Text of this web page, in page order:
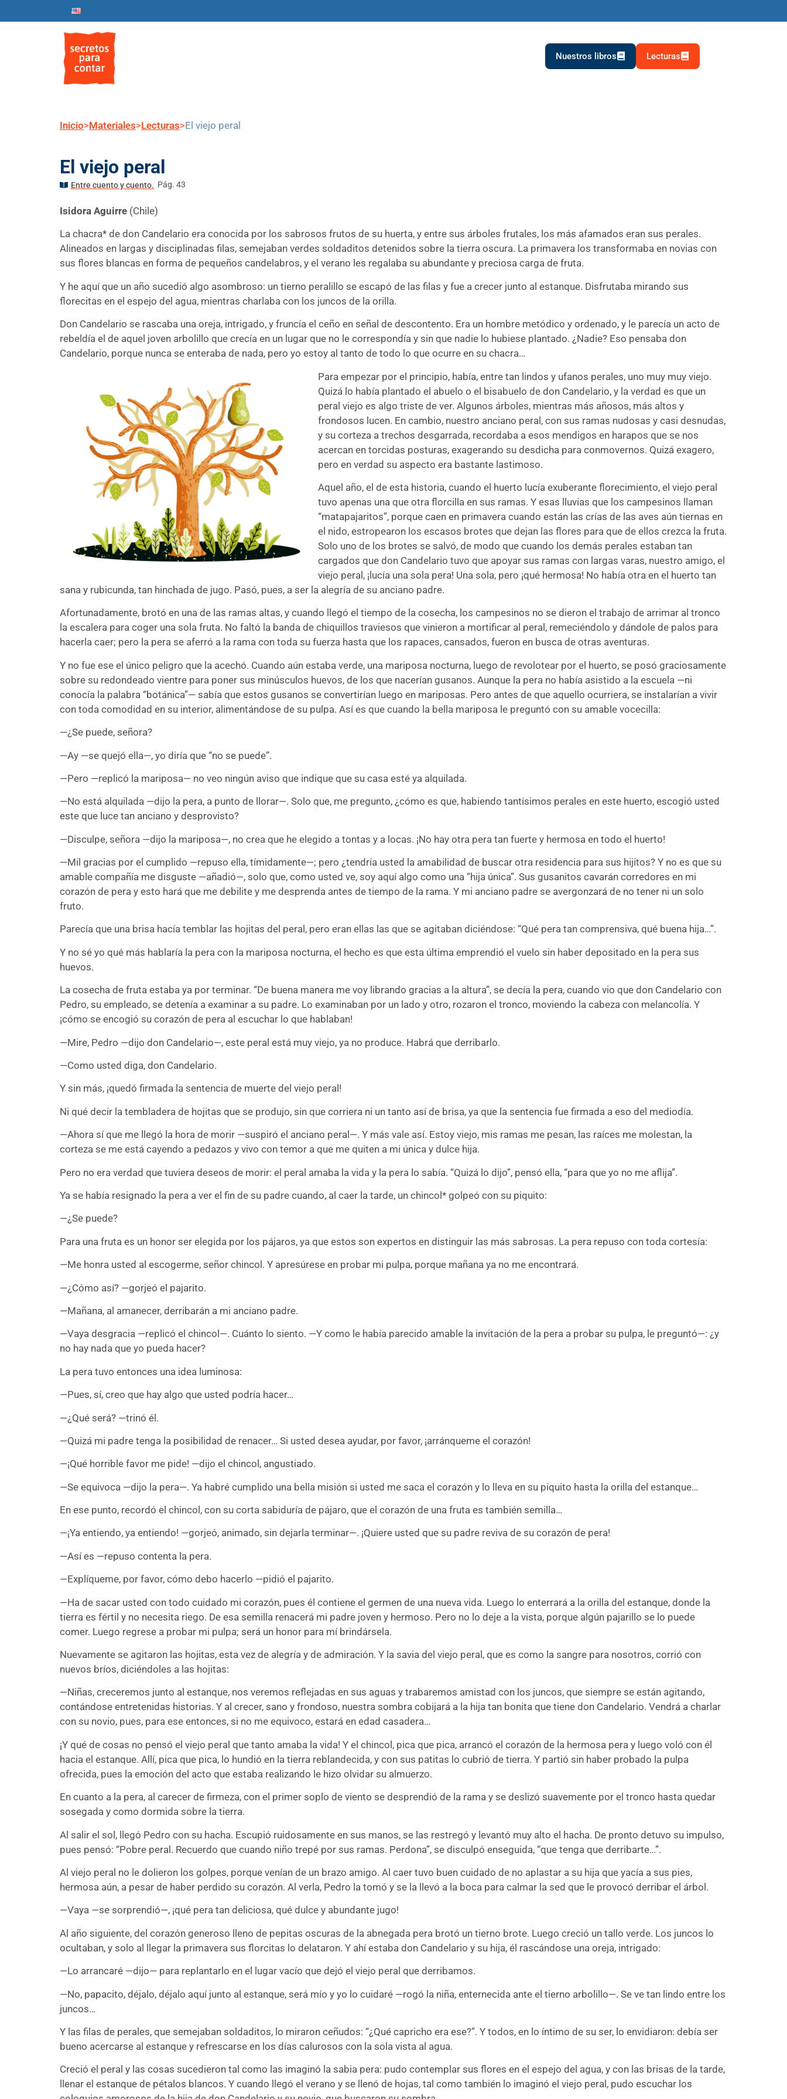
Nuestros libros Lecturas
Inicio>Materiales>Lecturas>El viejo peral
El viejo peral
Entre cuento y cuento. Pág. 43
Isidora Aguirre (Chile)
La chacra* de don Candelario era conocida por los sabrosos frutos de su huerta, y entre sus árboles frutales, los más afamados eran sus perales.
Alineados en largas y disciplinadas filas, semejaban verdes soldaditos detenidos sobre la tierra oscura. La primavera los transformaba en novias con
sus flores blancas en forma de pequeños candelabros, y el verano les regalaba su abundante y preciosa carga de fruta.
Y he aquí que un año sucedió algo asombroso: un tierno peralillo se escapó de las filas y fue a crecer junto al estanque. Disfrutaba mirando sus
florecitas en el espejo del agua, mientras charlaba con los juncos de la orilla.
Don Candelario se rascaba una oreja, intrigado, y fruncía el ceño en señal de descontento. Era un hombre metódico y ordenado, y le parecía un acto de
rebeldía el de aquel joven arbolillo que crecía en un lugar que no le correspondía y sin que nadie lo hubiese plantado. ¿Nadie? Eso pensaba don
Candelario, porque nunca se enteraba de nada, pero yo estoy al tanto de todo lo que ocurre en su chacra…
Para empezar por el principio, había, entre tan lindos y ufanos perales, uno muy muy viejo.
Quizá lo había plantado el abuelo o el bisabuelo de don Candelario, y la verdad es que un
peral viejo es algo triste de ver. Algunos árboles, mientras más añosos, más altos y
frondosos lucen. En cambio, nuestro anciano peral, con sus ramas nudosas y casi desnudas,
y su corteza a trechos desgarrada, recordaba a esos mendigos en harapos que se nos
acercan en torcidas posturas, exagerando su desdicha para conmovernos. Quizá exagero,
pero en verdad su aspecto era bastante lastimoso.
Aquel año, el de esta historia, cuando el huerto lucía exuberante florecimiento, el viejo peral
tuvo apenas una que otra florcilla en sus ramas. Y esas lluvias que los campesinos llaman
“matapajaritos”, porque caen en primavera cuando están las crías de las aves aún tiernas en
el nido, estropearon los escasos brotes que dejan las flores para que de ellos crezca la fruta.
Solo uno de los brotes se salvó, de modo que cuando los demás perales estaban tan
cargados que don Candelario tuvo que apoyar sus ramas con largas varas, nuestro amigo, el
viejo peral, ¡lucía una sola pera! Una sola, pero ¡qué hermosa! No había otra en el huerto tan
sana y rubicunda, tan hinchada de jugo. Pasó, pues, a ser la alegría de su anciano padre.
Afortunadamente, brotó en una de las ramas altas, y cuando llegó el tiempo de la cosecha, los campesinos no se dieron el trabajo de arrimar al tronco
la escalera para coger una sola fruta. No faltó la banda de chiquillos traviesos que vinieron a mortificar al peral, remeciéndolo y dándole de palos para
hacerla caer; pero la pera se aferró a la rama con toda su fuerza hasta que los rapaces, cansados, fueron en busca de otras aventuras.
Y no fue ese el único peligro que la acechó. Cuando aún estaba verde, una mariposa nocturna, luego de revolotear por el huerto, se posó graciosamente
sobre su redondeado vientre para poner sus minúsculos huevos, de los que nacerían gusanos. Aunque la pera no había asistido a la escuela —ni
conocía la palabra “botánica”— sabía que estos gusanos se convertirían luego en mariposas. Pero antes de que aquello ocurriera, se instalarían a vivir
con toda comodidad en su interior, alimentándose de su pulpa. Así es que cuando la bella mariposa le preguntó con su amable vocecilla:
—¿Se puede, señora?
—Ay —se quejó ella—, yo diría que “no se puede”.
—Pero —replicó la mariposa— no veo ningún aviso que indique que su casa esté ya alquilada.
—No está alquilada —dijo la pera, a punto de llorar—. Solo que, me pregunto, ¿cómo es que, habiendo tantísimos perales en este huerto, escogió usted
este que luce tan anciano y desprovisto?
—Disculpe, señora —dijo la mariposa—, no crea que he elegido a tontas y a locas. ¡No hay otra pera tan fuerte y hermosa en todo el huerto!
—Mil gracias por el cumplido —repuso ella, tímidamente—; pero ¿tendría usted la amabilidad de buscar otra residencia para sus hijitos? Y no es que su
amable compañía me disguste —añadió—, solo que, como usted ve, soy aquí algo como una “hija única”. Sus gusanitos cavarán corredores en mi
corazón de pera y esto hará que me debilite y me desprenda antes de tiempo de la rama. Y mi anciano padre se avergonzará de no tener ni un solo
fruto.
Parecía que una brisa hacía temblar las hojitas del peral, pero eran ellas las que se agitaban diciéndose: “Qué pera tan comprensiva, qué buena hija…”.
Y no sé yo qué más hablaría la pera con la mariposa nocturna, el hecho es que esta última emprendió el vuelo sin haber depositado en la pera sus
huevos.
La cosecha de fruta estaba ya por terminar. “De buena manera me voy librando gracias a la altura”, se decía la pera, cuando vio que don Candelario con
Pedro, su empleado, se detenía a examinar a su padre. Lo examinaban por un lado y otro, rozaron el tronco, moviendo la cabeza con melancolía. Y
¡cómo se encogió su corazón de pera al escuchar lo que hablaban!
—Mire, Pedro —dijo don Candelario—, este peral está muy viejo, ya no produce. Habrá que derribarlo.
—Como usted diga, don Candelario.
Y sin más, ¡quedó firmada la sentencia de muerte del viejo peral!
Ni qué decir la tembladera de hojitas que se produjo, sin que corriera ni un tanto así de brisa, ya que la sentencia fue firmada a eso del mediodía.
—Ahora sí que me llegó la hora de morir —suspiró el anciano peral—. Y más vale así. Estoy viejo, mis ramas me pesan, las raíces me molestan, la
corteza se me está cayendo a pedazos y vivo con temor a que me quiten a mi única y dulce hija.
Pero no era verdad que tuviera deseos de morir: el peral amaba la vida y la pera lo sabía. “Quizá lo dijo”, pensó ella, “para que yo no me aflija”.
Ya se había resignado la pera a ver el fin de su padre cuando, al caer la tarde, un chincol* golpeó con su piquito:
—¿Se puede?
Para una fruta es un honor ser elegida por los pájaros, ya que estos son expertos en distinguir las más sabrosas. La pera repuso con toda cortesía:
—Me honra usted al escogerme, señor chincol. Y apresúrese en probar mi pulpa, porque mañana ya no me encontrará.
—¿Cómo así? —gorjeó el pajarito.
—Mañana, al amanecer, derribarán a mi anciano padre.
—Vaya desgracia —replicó el chincol—. Cuánto lo siento. —Y como le había parecido amable la invitación de la pera a probar su pulpa, le preguntó—: ¿y
no hay nada que yo pueda hacer?
La pera tuvo entonces una idea luminosa:
—Pues, sí, creo que hay algo que usted podría hacer…
—¿Qué será? —trinó él.
—Quizá mi padre tenga la posibilidad de renacer… Si usted desea ayudar, por favor, ¡arránqueme el corazón!
—¡Qué horrible favor me pide! —dijo el chincol, angustiado.
—Se equivoca —dijo la pera—. Ya habré cumplido una bella misión si usted me saca el corazón y lo lleva en su piquito hasta la orilla del estanque…
En ese punto, recordó el chincol, con su corta sabiduría de pájaro, que el corazón de una fruta es también semilla…
—¡Ya entiendo, ya entiendo! —gorjeó, animado, sin dejarla terminar—. ¡Quiere usted que su padre reviva de su corazón de pera!
—Así es —repuso contenta la pera.
—Explíqueme, por favor, cómo debo hacerlo —pidió el pajarito.
—Ha de sacar usted con todo cuidado mi corazón, pues él contiene el germen de una nueva vida. Luego lo enterrará a la orilla del estanque, donde la
tierra es fértil y no necesita riego. De esa semilla renacerá mi padre joven y hermoso. Pero no lo deje a la vista, porque algún pajarillo se lo puede
comer. Luego regrese a probar mi pulpa; será un honor para mí brindársela.
Nuevamente se agitaron las hojitas, esta vez de alegría y de admiración. Y la savia del viejo peral, que es como la sangre para nosotros, corrió con
nuevos bríos, diciéndoles a las hojitas:
—Niñas, creceremos junto al estanque, nos veremos reflejadas en sus aguas y trabaremos amistad con los juncos, que siempre se están agitando,
contándose entretenidas historias. Y al crecer, sano y frondoso, nuestra sombra cobijará a la hija tan bonita que tiene don Candelario. Vendrá a charlar
con su novio, pues, para ese entonces, si no me equivoco, estará en edad casadera…
¡Y qué de cosas no pensó el viejo peral que tanto amaba la vida! Y el chincol, pica que pica, arrancó el corazón de la hermosa pera y luego voló con él
hacia el estanque. Allí, pica que pica, lo hundió en la tierra reblandecida, y con sus patitas lo cubrió de tierra. Y partió sin haber probado la pulpa
ofrecida, pues la emoción del acto que estaba realizando le hizo olvidar su almuerzo.
En cuanto a la pera, al carecer de firmeza, con el primer soplo de viento se desprendió de la rama y se deslizó suavemente por el tronco hasta quedar
sosegada y como dormida sobre la tierra.
Al salir el sol, llegó Pedro con su hacha. Escupió ruidosamente en sus manos, se las restregó y levantó muy alto el hacha. De pronto detuvo su impulso,
pues pensó: “Pobre peral. Recuerdo que cuando niño trepé por sus ramas. Perdona”, se disculpó enseguida, “que tenga que derribarte…”.
Al viejo peral no le dolieron los golpes, porque venían de un brazo amigo. Al caer tuvo buen cuidado de no aplastar a su hija que yacía a sus pies,
hermosa aún, a pesar de haber perdido su corazón. Al verla, Pedro la tomó y se la llevó a la boca para calmar la sed que le provocó derribar el árbol.
—Vaya —se sorprendió—, ¡qué pera tan deliciosa, qué dulce y abundante jugo!
Al año siguiente, del corazón generoso lleno de pepitas oscuras de la abnegada pera brotó un tierno brote. Luego creció un tallo verde. Los juncos lo
ocultaban, y solo al llegar la primavera sus florcitas lo delataron. Y ahí estaba don Candelario y su hija, él rascándose una oreja, intrigado:
—Lo arrancaré —dijo— para replantarlo en el lugar vacío que dejó el viejo peral que derribamos.
—No, papacito, déjalo, déjalo aquí junto al estanque, será mío y yo lo cuidaré —rogó la niña, enternecida ante el tierno arbolillo—. Se ve tan lindo entre los
juncos…
Y las filas de perales, que semejaban soldaditos, lo miraron ceñudos: “¿Qué capricho era ese?”. Y todos, en lo íntimo de su ser, lo envidiaron: debía ser
bueno acercarse al estanque y refrescarse en los días calurosos con la sola vista al agua.
Creció el peral y las cosas sucedieron tal como las imaginó la sabia pera: pudo contemplar sus flores en el espejo del agua, y con las brisas de la tarde,
llenar el estanque de pétalos blancos. Y cuando llegó el verano y se llenó de hojas, tal como también lo imaginó el viejo peral, pudo escuchar los